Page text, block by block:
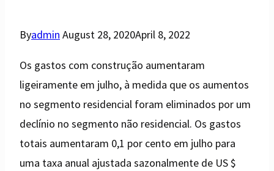
Byadmin August 28, 2020April 8, 2022
Os gastos com construção aumentaram
ligeiramente em julho, à medida que os aumentos
no segmento residencial foram eliminados por um
declínio no segmento não residencial. Os gastos
totais aumentaram 0,1 por cento em julho para
uma taxa anual ajustada sazonalmente de US $